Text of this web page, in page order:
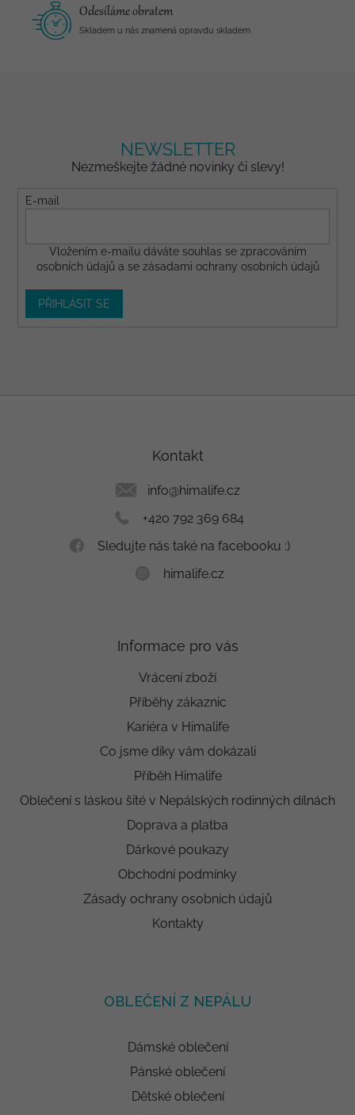
Odesíláme obratem
Skladem u nás znamená opravdu skladem
NEWSLETTER
Nezmeškejte žádné novinky či slevy!
E-mail
Vložením e-mailu dáváte souhlas se zpracováním
osobních údajů a se zásadami ochrany osobních údajů
PŘIHLÁSIT SE
Kontakt
info@himalife.cz
+420 792 369 684
Sledujte nás také na facebooku :)
himalife.cz
Informace pro vás
Vrácení zboží
Příběhy zákaznic
Kariéra v Himalife
Co jsme díky vám dokázali
Příběh Himalife
Oblečení s láskou šité v Nepálských rodinných dílnách
Doprava a platba
Dárkové poukazy
Obchodní podmínky
Zásady ochrany osobních údajů
Kontakty
OBLEČENÍ Z NEPÁLU
Dámské oblečení
Pánské oblečení
Dětské oblečení